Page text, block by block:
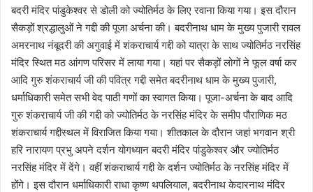
बदरी मंदिर पांडुकेश्वर से डोली को ज्योतिर्मठ के लिए रवाना किया गया। इस दौरान
सैकड़ों श्रद्धालुओं ने गद्दी की पूजा अर्चना की। बदरीनाथ धाम के मुख्य पुजारी रावल
अमरनाथ नंबूदरी की अगुवाई में शंकराचार्य गद्दी को यात्रा के साथ ज्योतिर्मठ नरसिंह
मंदिर स्थित मठ आंगण परिसर में लाया गया। यहां पर सैकड़ों लोगों ने फूल वर्षा कर
आदि गुरु शंकराचार्य जी की पवित्र गद्दी समेत बदरीनाथ धाम के मुख्य पुजारी,
धर्माधिकारी समेत सभी वेद पाठी गणों का स्वागत किया। पूजा-अर्चना के बाद आदि
गुरु शंकराचार्य जी की गद्दी को ज्योतिर्मठ के नरसिंह मंदिर के समीप पौराणिक मठ
शंकराचार्य गद्दीस्थल में विराजित किया गया। शीतकाल के दौरान जहां भगवान श्री
हरि नारायण प्रभु अपने दर्शन योगध्यान बदरी मंदिर पांडुकेश्वर और ज्योतिर्मठ
नरसिंह मंदिर में देंगे। वहीं शंकराचार्य गद्दी के दर्शन ज्योतिर्मठ के नरसिंह मंदिर में
होंगे। इस दौरान धर्माधिकारी राधा कृष्ण थपलियाल, बदरीनाथ केदारनाथ मंदिर